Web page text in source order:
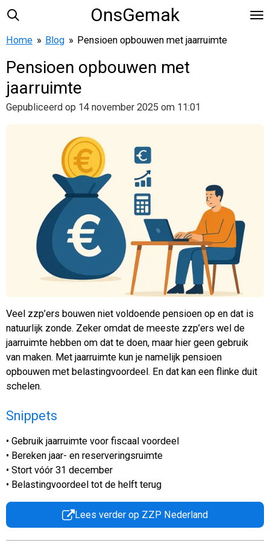
Ga
naar
hoofdinhoud
OnsGemak
Home » Blog » Pensioen opbouwen met jaarruimte
Pensioen opbouwen met
jaarruimte
Gepubliceerd op 14 november 2025 om 11:01
Veel zzp’ers bouwen niet voldoende pensioen op en dat is
natuurlijk zonde. Zeker omdat de meeste zzp’ers wel de
jaarruimte hebben om dat te doen, maar hier geen gebruik
van maken. Met jaarruimte kun je namelijk pensioen
opbouwen met belastingvoordeel. En dat kan een flinke duit
schelen.
Snippets
• Gebruik jaarruimte voor fiscaal voordeel
• Bereken jaar- en reserveringsruimte
• Stort vóór 31 december
• Belastingvoordeel tot de helft terug
Lees verder op ZZP Nederland